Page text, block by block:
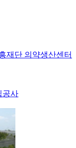
재단 의약생산센터
공사